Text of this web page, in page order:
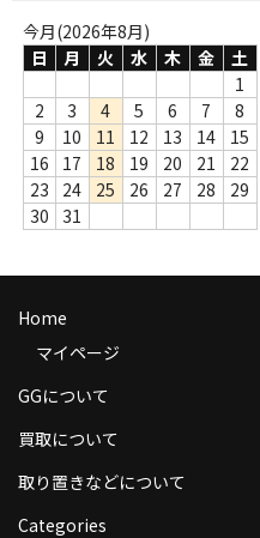
お支払い方法
コンディション
Privacy Policy
特定商取引法に基づく表示
今月(2026年8月)
日
月 火 水 木 金
土
1
2
3 4 5 6 7
8
9
10 11 12 13 14
15
16
17 18 19 20 21
22
23
24 25 26 27 28
29
30
31
Home
マイページ
GGについて
買取について
取り置きなどについて
Categories